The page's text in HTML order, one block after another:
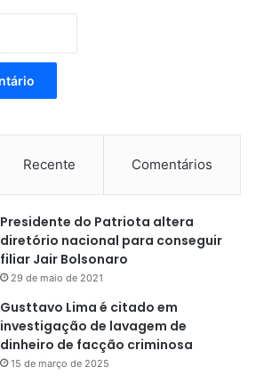
Recente Comentários
Presidente do Patriota altera
diretório nacional para conseguir
filiar Jair Bolsonaro
29 de maio de 2021
Gusttavo Lima é citado em
investigação de lavagem de
dinheiro de facção criminosa
15 de março de 2025